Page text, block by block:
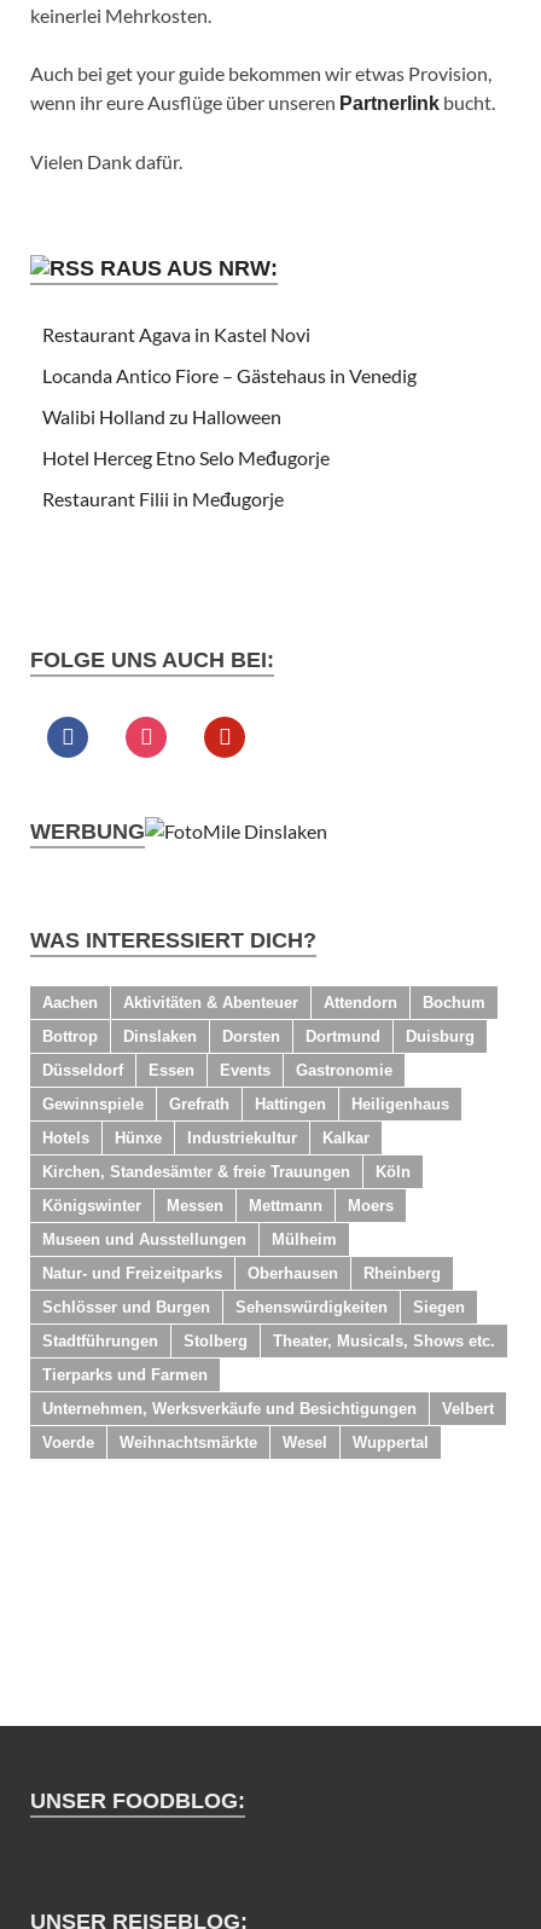
keinerlei Mehrkosten.
Auch bei get your guide bekommen wir etwas Provision,
wenn ihr eure Ausflüge über unseren Partnerlink bucht.
Vielen Dank dafür.
RAUS AUS NRW:
Restaurant Agava in Kastel Novi
Locanda Antico Fiore – Gästehaus in Venedig
Walibi Holland zu Halloween
Hotel Herceg Etno Selo Međugorje
Restaurant Filii in Međugorje
FOLGE UNS AUCH BEI:
WERBUNG
WAS INTERESSIERT DICH?
Aachen Aktivitäten & Abenteuer Attendorn
Bochum
Bottrop
Dinslaken Dorsten Dortmund
Duisburg
Düsseldorf
Essen Events
Gastronomie
Gewinnspiele
Grefrath Hattingen
Heiligenhaus
Hotels
Hünxe Industriekultur
Kalkar
Kirchen, Standesämter & freie Trauungen
Köln
Königswinter
Messen Mettmann
Moers
Museen und Ausstellungen
Mülheim
Natur- und Freizeitparks
Oberhausen
Rheinberg
Schlösser und Burgen
Sehenswürdigkeiten
Siegen
Stadtführungen
Stolberg
Theater, Musicals, Shows etc.
Tierparks und Farmen
Unternehmen, Werksverkäufe und Besichtigungen
Velbert
Voerde
Weihnachtsmärkte Wesel Wuppertal
UNSER FOODBLOG:
UNSER REISEBLOG: